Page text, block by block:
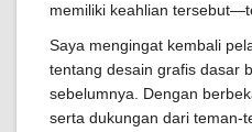
memiliki keahlian
Saya mengingat kembali
tentang desain grafis dasar
sebelumnya. Dengan
serta dukungan dari teman-